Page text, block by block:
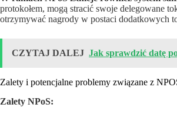
protokołem, mogą stracić swoje delegowane
otrzymywać nagrody w postaci dodatkowych
CZYTAJ DALEJ Jak sprawdzić datę
Zalety i potencjalne problemy związane z
Zalety NPoS: